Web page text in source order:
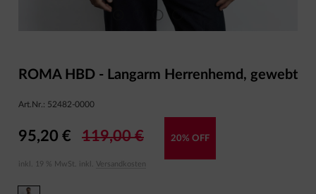
ROMA HBD - Langarm Herrenhemd, gewebt
Art.Nr.: 52482-0000
95,20 € 119,00 € 20% OFF
inkl. 19 % MwSt. inkl. Versandkosten